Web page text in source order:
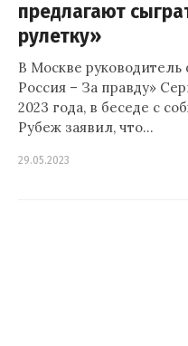
предлагают
рулетку»
В Москве
Россия – За правду»
2023 года, в беседе с
Рубеж заявил, что…
29.05.2023